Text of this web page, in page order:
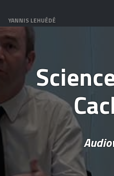
YANNIS LEHUÉDÉ